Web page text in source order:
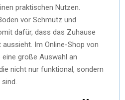
praktischen Nutzen.
vor Schmutz und
dafür, dass das Zuhause
Im Online-Shop von
große Auswahl an
nicht nur funktional, sondern